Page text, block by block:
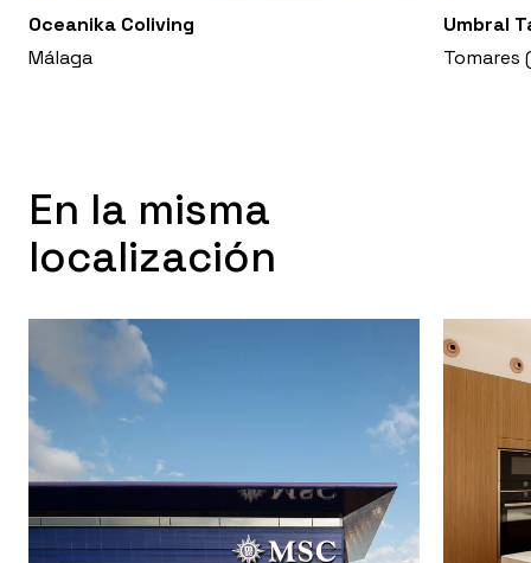
Oceanika Coliving
Málaga
Umbral
Tomares
En la misma
localización